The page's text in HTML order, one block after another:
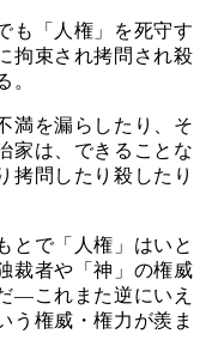
も「人権」を死守す
拘束され拷問され殺
。
満を漏らしたり、そ
家は、できることな
拷問したり殺したり
とで「人権」はいと
裁者や「神」の権威
―これまた逆にいえ
う権威・権力が羨ま